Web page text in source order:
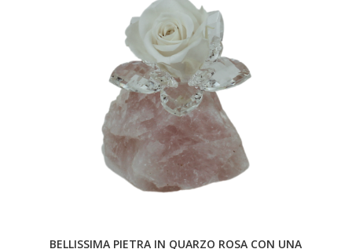
BELLISSIMA PIETRA IN QUARZO ROSA CON UNA